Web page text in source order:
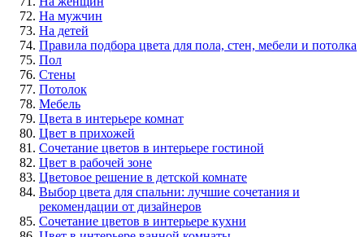
На мужчин
На детей
Правила подбора цвета для пола, стен, мебели и потолка
Пол
Стены
Потолок
Мебель
Цвета в интерьере комнат
Цвет в прихожей
Сочетание цветов в интерьере гостиной
Цвет в рабочей зоне
Цветовое решение в детской комнате
Выбор цвета для спальни: лучшие сочетания и
рекомендации от дизайнеров
Сочетание цветов в интерьере кухни